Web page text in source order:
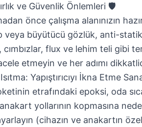
ve Güvenlik Önlemleri 🛡️
önce çalışma alanınızın
veya büyütücü gözlük, anti-
cımbızlar, flux ve lehim teli gibi
etmeyin ve her adımı
Yapıştırıcıyı İkna Etme
etrafındaki epoksi, oda
yollarının kopmasına
(cihazın ve anakartın